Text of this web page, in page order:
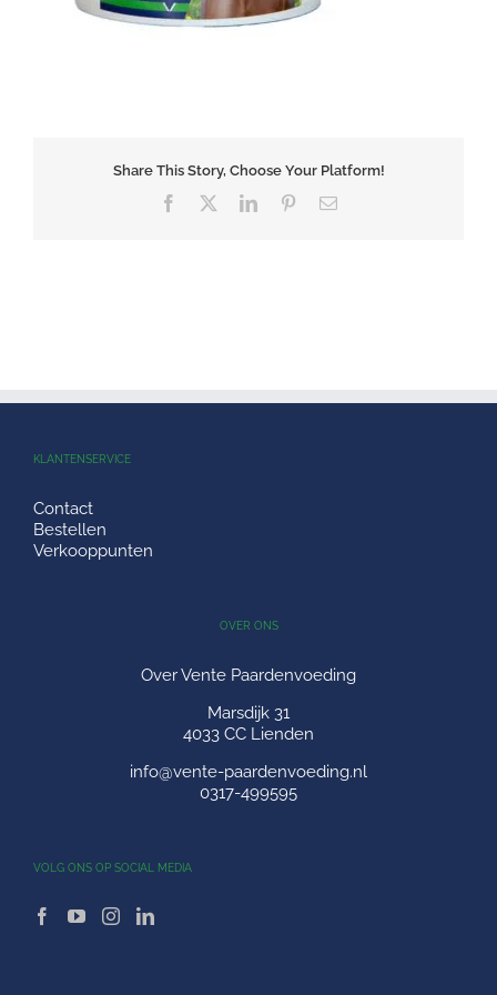
Share This Story, Choose Your Platform!
Facebook LinkedInPinterest
E-
KLANTENSERVICE
Contact
Bestellen
Verkooppunten
OVER ONS
Over Vente Paardenvoeding
Marsdijk 31
4033 CC Lienden
info@vente-paardenvoeding.nl
0317-499595
VOLG ONS OP SOCIAL MEDIA